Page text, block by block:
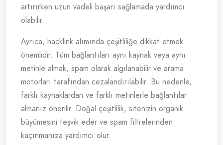
artırırken uzun vadeli başarı sağlamada yardımcı
olabilir.
Ayrıca, hacklink alımında çeşitliliğe dikkat etmek
önemlidir. Tüm bağlantıları aynı kaynak veya aynı
metinle almak, spam olarak algılanabilir ve arama
motorları tarafından cezalandırılabilir. Bu nedenle,
farklı kaynaklardan ve farklı metinlerle bağlantılar
almanız önerilir. Doğal çeşitlilik, sitenizin organik
büyümesini teşvik eder ve spam filtrelerinden
kaçınmanıza yardımcı olur.